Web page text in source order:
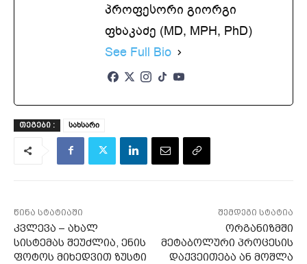
პროფესორი გიორგი
ფხაკაძე (MD, MPH, PhD)
See Full Bio
ᲗᲔᲒᲔᲑᲘ : სახსარი
წინა სტატიაში
კვლევა – ახალ
სისტემას შეუძლია, ენის
ფოტოს მიხედვით ზუსტი
შემდეგი სტატია
ორგანიზმში
მეტაბოლური პროცესის
დაქვეითება ან მოშლა